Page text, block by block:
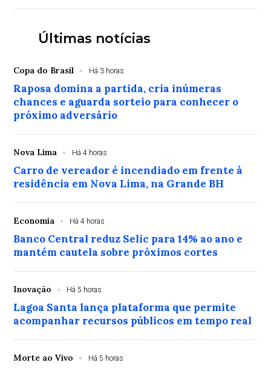
Últimas notícias
Copa do Brasil Há 3 horas
Raposa domina a partida, cria inúmeras
chances e aguarda sorteio para conhecer o
próximo adversário
Nova Lima Há 4 horas
Carro de vereador é incendiado em frente à
residência em Nova Lima, na Grande BH
Economia Há 4 horas
Banco Central reduz Selic para 14% ao ano e
mantém cautela sobre próximos cortes
Inovação Há 5 horas
Lagoa Santa lança plataforma que permite
acompanhar recursos públicos em tempo real
Morte ao Vivo Há 5 horas